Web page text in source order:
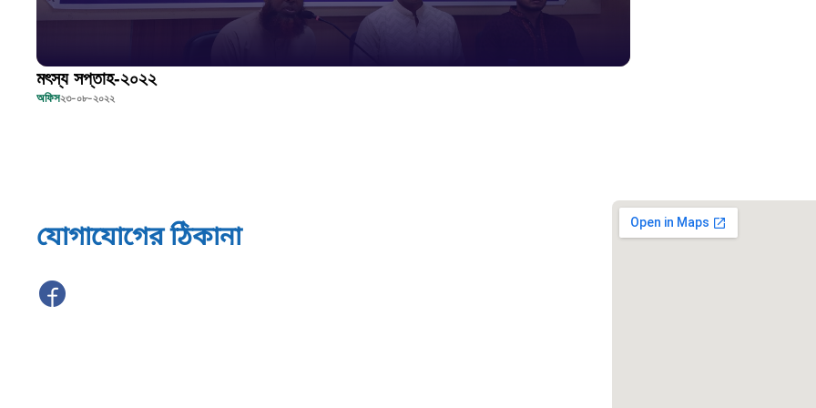
বাংলাদেশ
মৎস্য সপ্তাহ-২০২২
অফিস২৩-০৮-২০২২
যোগাযোগের ঠিকানা